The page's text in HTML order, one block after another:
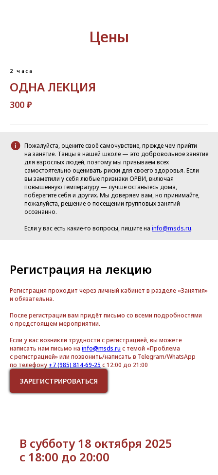
Цены
2 часа
ОДНА ЛЕКЦИЯ
300 ₽
Пожалуйста, оцените своё самочувствие, прежде чем прийти
на занятие. Танцы в нашей школе — это добровольное занятие
для взрослых людей, поэтому мы призываем всех
самостоятельно оценивать риски для своего здоровья. Если
вы заметили у себя любые признаки ОРВИ, включая
повышенную температуру — лучше останьтесь дома,
поберегите себя и других. Мы доверяем вам, но принимайте,
пожалуйста, решение о посещении групповых занятий
осознанно.
Если у вас есть какие-то вопросы, пишите на info@msds.ru.
Регистрация на лекцию
Регистрация проходит через личный кабинет в разделе «Занятия»
и обязательна.
После регистрации вам придёт письмо со всеми подробностями
о предстоящем мероприятии.
Если у вас возникли трудности с регистрацией, вы можете
написать нам письмо на info@msds.ru с темой «Проблема
с регистрацией» или позвонить/написать в Telegram/WhatsApp
по телефону +7 (985) 814-69-25 с 12:00 до 21:00
ЗАРЕГИСТРИРОВАТЬСЯ
В субботу 18 октября 2025
с 18:00 до 20:00